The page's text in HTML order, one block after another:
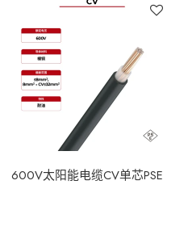
600V太阳能电缆CV单芯PSE